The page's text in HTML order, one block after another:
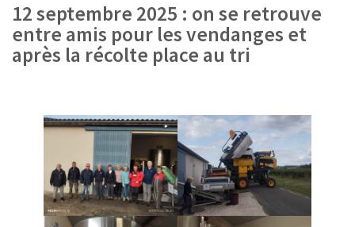
12 septembre 2025 : on se retrouve
entre amis pour les vendanges et
après la récolte place au tri